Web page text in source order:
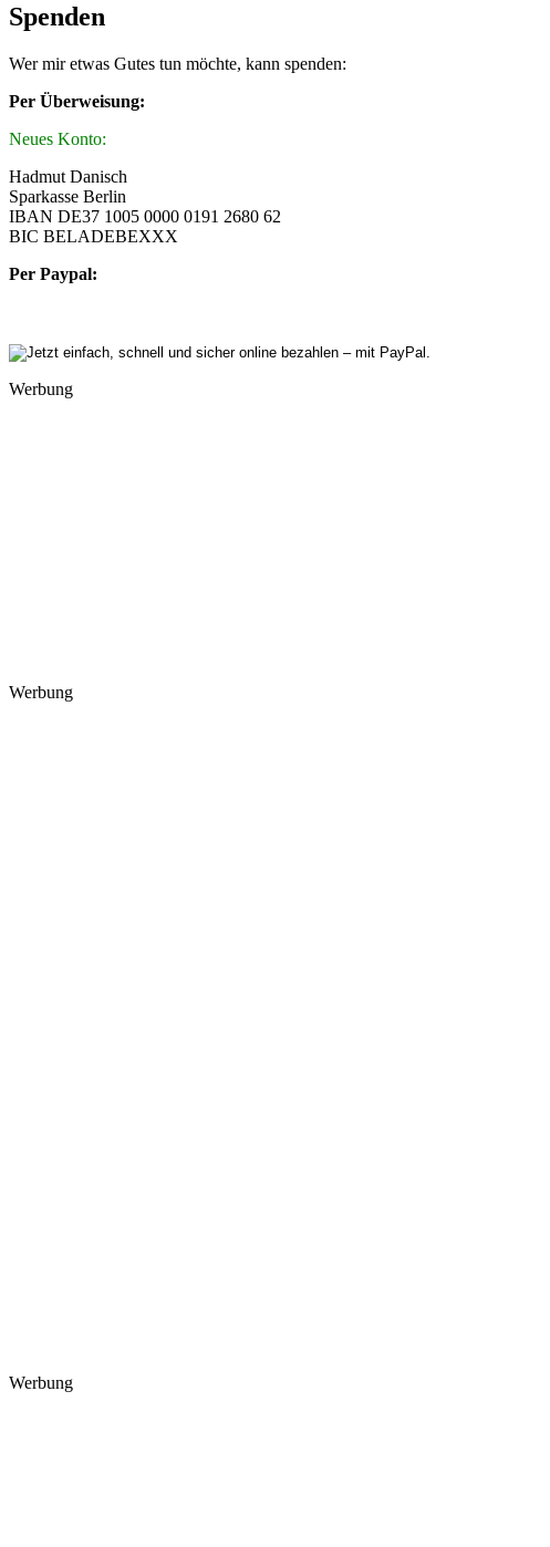
Spenden
Wer mir etwas Gutes tun möchte, kann spenden:
Per Überweisung:
Neues Konto:
Hadmut Danisch
Sparkasse Berlin
IBAN DE37 1005 0000 0191 2680 62
BIC BELADEBEXXX
Per Paypal:
Werbung
Werbung
Werbung